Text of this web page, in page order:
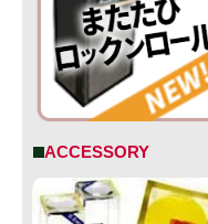
ACCESSORY